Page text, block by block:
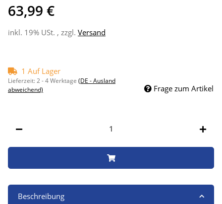
63,99 €
inkl. 19% USt. , zzgl. Versand
1 Auf Lager
Lieferzeit:2 - 4 Werktage (DE - Ausland
abweichend)
Frage zum Artikel
Beschreibung